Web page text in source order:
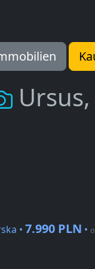
• 7.990 PLN •